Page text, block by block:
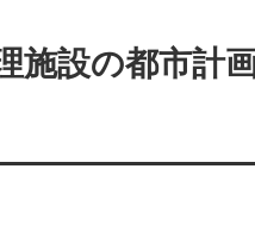
施設の都市計